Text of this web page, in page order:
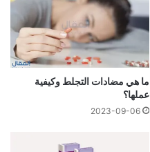
ما هي مضادات التجلط وكيفية
عملها؟
2023-09-06